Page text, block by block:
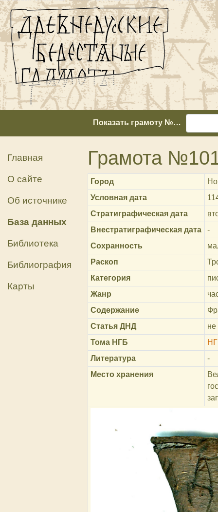
Показать грамоту №…
Главная
О сайте
Об источнике
База данных
Библиотека
Библиография
Карты
Грамота
Город
Условная дата
Стратиграфическая дата
Внестратиграфическая дата
-
Сохранность
Раскоп
Категория
Жанр
Содержание
Статья ДНД
Тома НГБ
Литература
-
Место хранения